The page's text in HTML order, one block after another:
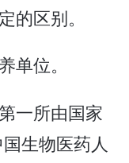
的区别。
单位。
一所由国家
生物医药人